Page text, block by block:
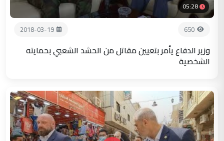
05:28
650
2018-03-19
وزير الدفاع يأمر بتعيين مقاتل من الحشد الشعبي بحمايته
الشخصية